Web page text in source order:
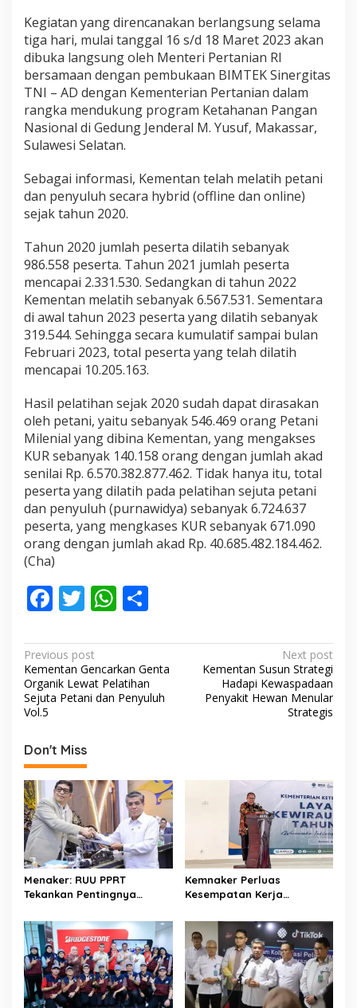
Kegiatan yang direncanakan berlangsung selama
tiga hari, mulai tanggal 16 s/d 18 Maret 2023 akan
dibuka langsung oleh Menteri Pertanian RI
bersamaan dengan pembukaan BIMTEK Sinergitas
TNI – AD dengan Kementerian Pertanian dalam
rangka mendukung program Ketahanan Pangan
Nasional di Gedung Jenderal M. Yusuf, Makassar,
Sulawesi Selatan.
Sebagai informasi, Kementan telah melatih petani
dan penyuluh secara hybrid (offline dan online)
sejak tahun 2020.
Tahun 2020 jumlah peserta dilatih sebanyak
986.558 peserta. Tahun 2021 jumlah peserta
mencapai 2.331.530. Sedangkan di tahun 2022
Kementan melatih sebanyak 6.567.531. Sementara
di awal tahun 2023 peserta yang dilatih sebanyak
319.544. Sehingga secara kumulatif sampai bulan
Februari 2023, total peserta yang telah dilatih
mencapai 10.205.163.
Hasil pelatihan sejak 2020 sudah dapat dirasakan
oleh petani, yaitu sebanyak 546.469 orang Petani
Milenial yang dibina Kementan, yang mengakses
KUR sebanyak 140.158 orang dengan jumlah akad
senilai Rp. 6.570.382.877.462. Tidak hanya itu, total
peserta yang dilatih pada pelatihan sejuta petani
dan penyuluh (purnawidya) sebanyak 6.724.637
peserta, yang mengkases KUR sebanyak 671.090
orang dengan jumlah akad Rp. 40.685.482.184.462.
(Cha)
F
e
b
o
k
T
itt
er
W
at
s
A
ar
e
P
o
s
t
n
a
v
i
g
a
t
i
o
n
Previous post
Kementan Gencarkan Genta
Organik Lewat Pelatihan
Sejuta Petani dan Penyuluh
Vol.5
Next post
Kementan Susun Strategi
Hadapi Kewaspadaan
Penyakit Hewan Menular
Strategis
Don't Miss
Menaker: RUU PPRT
Tekankan Pentingnya
Tangga
Kemnaker Perluas
Kesempatan Kerja
Wirausaha